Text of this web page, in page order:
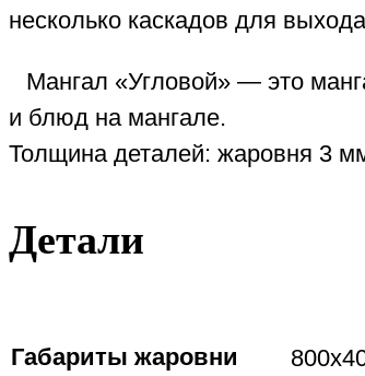
несколько каскадов для
Мангал «Угловой» — это
и блюд на мангале.
Толщина деталей: жаровня 3
Детали
Габариты жаровни